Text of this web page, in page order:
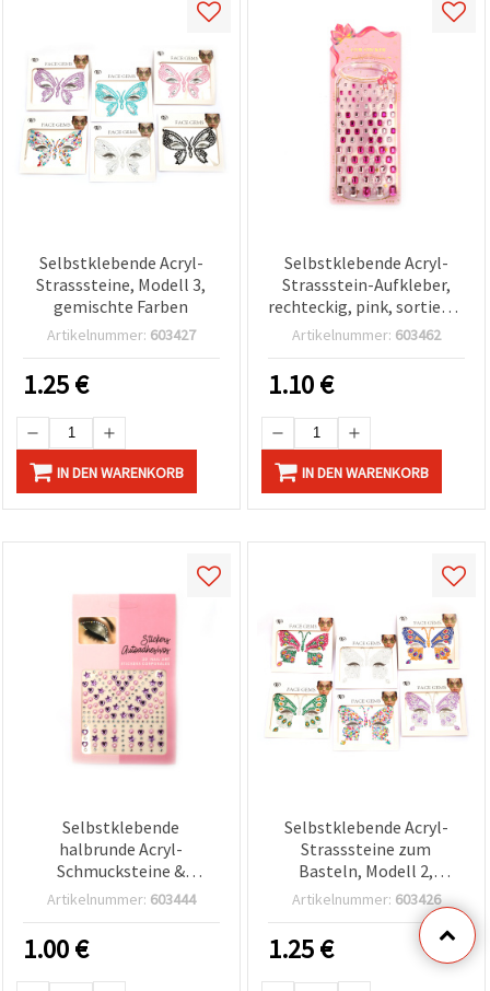
Selbstklebende Acryl-
Strasssteine, Modell 3,
gemischte Farben
Artikelnummer: 603427
1.25€
IN DEN WARENKORB
Selbstklebende Acryl-
Strassstein-Aufkleber,
rechteckig, pink, sortierte
Größen 4x6 mm bis 10x14
Artikelnummer: 603462
1.10€
IN DEN WARENKORB
Selbstklebende
halbrunde Acryl-
Schmucksteine &
Halbperlen, Lila – 159
Artikelnummer: 603444
1.00€
Selbstklebende Acryl-
Strasssteine zum
Basteln, Modell 2,
Farbmix
Artikelnummer: 603426
1.25€